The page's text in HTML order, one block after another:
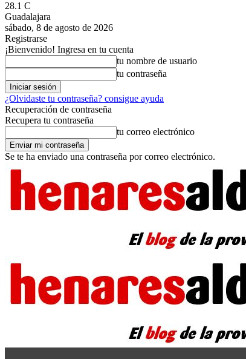
28.1 C
Guadalajara
sábado, 8 de agosto de 2026
Registrarse
¡Bienvenido! Ingresa en tu cuenta
tu nombre de usuario
tu contraseña
¿Olvidaste tu contraseña? consigue ayuda
Recuperación de contraseña
Recupera tu contraseña
tu correo electrónico
Se te ha enviado una contraseña por correo electrónico.